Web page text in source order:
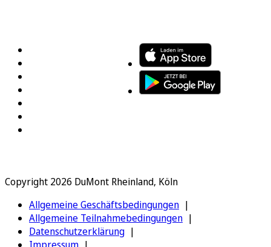
Copyright 2026 DuMont Rheinland, Köln
Allgemeine Geschäftsbedingungen
Allgemeine Teilnahmebedingungen
Datenschutzerklärung